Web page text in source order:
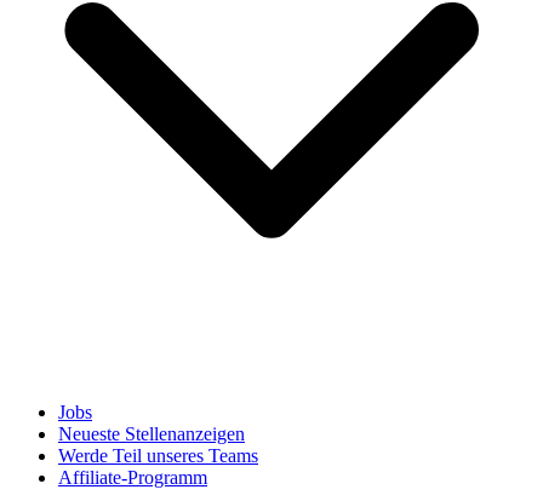
Jobs
Neueste Stellenanzeigen
Werde Teil unseres Teams
Affiliate-Programm